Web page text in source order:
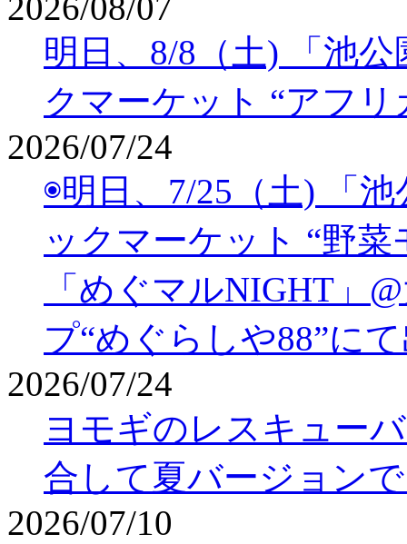
明日、8/8（土) 「池
クマーケット “アフ
2026/07/24
◉明日、7/25（土) 「
ックマーケット “野
「めぐマルNIGHT」
プ“めぐらしや88”に
2026/07/24
ヨモギのレスキュー
合して夏バージョン
2026/07/10